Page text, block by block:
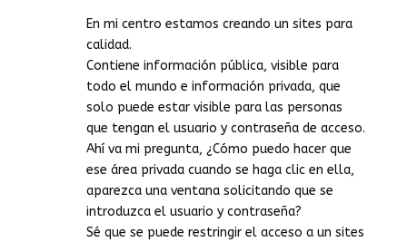
En mi centro estamos creando un sites para
calidad.
Contiene información pública, visible para
todo el mundo e información privada, que
solo puede estar visible para las personas
que tengan el usuario y contraseña de acceso.
Ahí va mi pregunta, ¿Cómo puedo hacer que
ese área privada cuando se haga clic en ella,
aparezca una ventana solicitando que se
introduzca el usuario y contraseña?
Sé que se puede restringir el acceso a un sites